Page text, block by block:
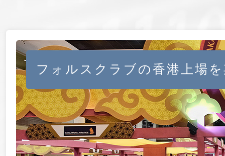
フォルスクラブの香港上場